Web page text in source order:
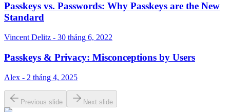
Passkeys vs. Passwords: Why Passkeys are the New
Standard
Vincent Delitz - 30 tháng 6, 2022
Passkeys & Privacy: Misconceptions by Users
Alex - 2 tháng 4, 2025
Previous slide Next slide